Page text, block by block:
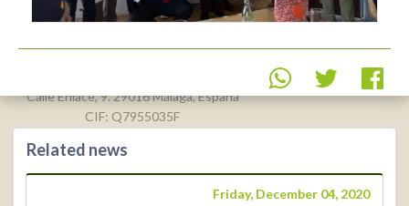
Related news
Friday, December 04, 2020
Real Federación Andaluza de
Calle Enlace, 9. 29016 Málaga, España
CIF: Q7955035F
+34 952 225
590